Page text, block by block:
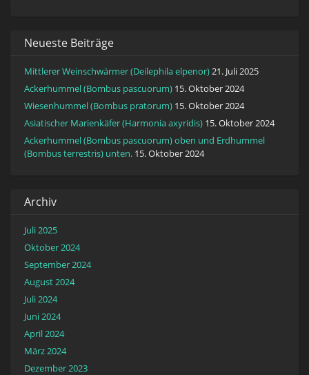
Neueste Beiträge
Mittlerer Weinschwärmer (Deilephila elpenor)21. Juli 2025
Ackerhummel (Bombus pascuorum) 15. Oktober 2024
Wiesenhummel (Bombus pratorum) 15. Oktober 2024
Asiatischer Marienkäfer (Harmonia axyridis) 15. Oktober 2024
Ackerhummel (Bombus pascuorum) oben und Erdhummel
(Bombus terrestris) unten. 15. Oktober 2024
Archiv
Juli 2025
Oktober 2024
September 2024
August 2024
Juli 2024
Juni 2024
April 2024
März 2024
Dezember 2023